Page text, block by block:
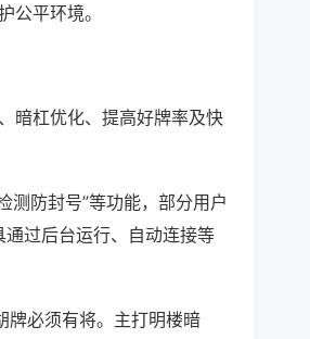
公平环境。
暗杠优化、提高好牌率及快
测防封号”等功能，部分用户
通过后台运行、自动连接等
牌必须有将。主打明楼暗